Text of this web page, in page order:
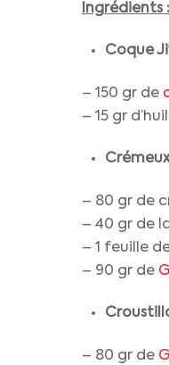
Ingrédients :
Coque
– 150 gr de
– 15 gr
– 80 gr de
– 40 gr de
– 1 feuille
– 90 gr de
– 80 gr de